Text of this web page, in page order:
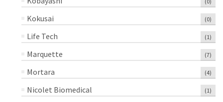
Kokusai (0)
Life Tech (1)
Marquette (7)
Mortara (4)
Nicolet Biomedical (1)